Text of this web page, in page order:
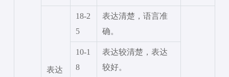
表达
18-2
5
表达清楚，语言准
确。
10-1
8
表达较清楚，表达
较好。